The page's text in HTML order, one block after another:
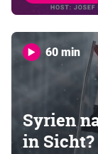
60 min
Syrien
in Sicht?